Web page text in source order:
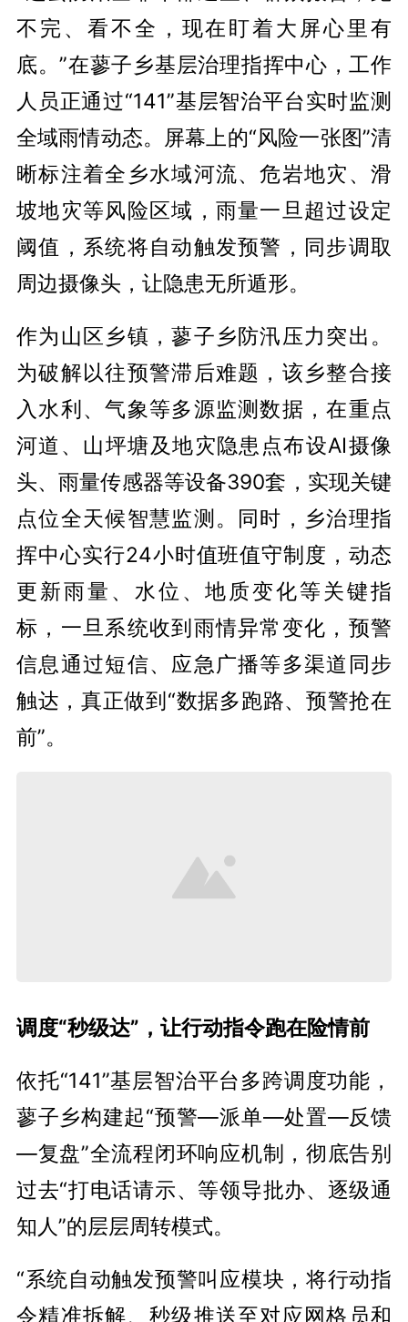
不完、看不全，现在盯着大屏心里有
底。”在蓼子乡基层治理指挥中心，工作
人员正通过“141”基层智治平台实时监测
全域雨情动态。屏幕上的“风险一张图”清
晰标注着全乡水域河流、危岩地灾、滑
坡地灾等风险区域，雨量一旦超过设定
阈值，系统将自动触发预警，同步调取
周边摄像头，让隐患无所遁形。
作为山区乡镇，蓼子乡防汛压力突出。
为破解以往预警滞后难题，该乡整合接
入水利、气象等多源监测数据，在重点
河道、山坪塘及地灾隐患点布设AI摄像
头、雨量传感器等设备390套，实现关键
点位全天候智慧监测。同时，乡治理指
挥中心实行24小时值班值守制度，动态
更新雨量、水位、地质变化等关键指
标，一旦系统收到雨情异常变化，预警
信息通过短信、应急广播等多渠道同步
触达，真正做到“数据多跑路、预警抢在
前”。
调度“秒级达”，让行动指令跑在险情前
依托“141”基层智治平台多跨调度功能，
蓼子乡构建起“预警—派单—处置—反馈
—复盘”全流程闭环响应机制，彻底告别
过去“打电话请示、等领导批办、逐级通
知人”的层层周转模式。
“系统自动触发预警叫应模块，将行动指
令精准拆解、秒级推送至对应网格员和